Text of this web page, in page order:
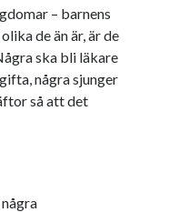
– barnens
de än är, är de
ska bli läkare
några sjunger
så att det